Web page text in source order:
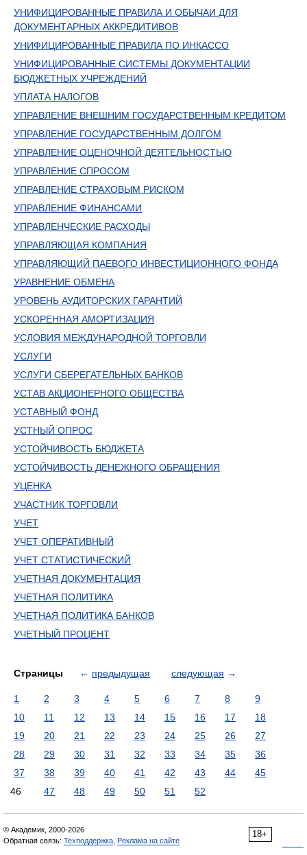
УНИФИЦИРОВАННЫЕ ПРАВИЛА И ОБЫЧАИ ДЛЯ
ДОКУМЕНТАРНЫХ АККРЕДИТИВОВ
УНИФИЦИРОВАННЫЕ ПРАВИЛА ПО ИНКАССО
УНИФИЦИРОВАННЫЕ СИСТЕМЫ ДОКУМЕНТАЦИИ
БЮДЖЕТНЫХ УЧРЕЖДЕНИЙ
УПЛАТА НАЛОГОВ
УПРАВЛЕНИЕ ВНЕШНИМ ГОСУДАРСТВЕННЫМ КРЕДИТОМ
УПРАВЛЕНИЕ ГОСУДАРСТВЕННЫМ ДОЛГОМ
УПРАВЛЕНИЕ ОЦЕНОЧНОЙ ДЕЯТЕЛЬНОСТЬЮ
УПРАВЛЕНИЕ СПРОСОМ
УПРАВЛЕНИЕ СТРАХОВЫМ РИСКОМ
УПРАВЛЕНИЕ ФИНАНСАМИ
УПРАВЛЕНЧЕСКИЕ РАСХОДЫ
УПРАВЛЯЮЩАЯ КОМПАНИЯ
УПРАВЛЯЮЩИЙ ПАЕВОГО ИНВЕСТИЦИОННОГО ФОНДА
УРАВНЕНИЕ ОБМЕНА
УРОВЕНЬ АУДИТОРСКИХ ГАРАНТИЙ
УСКОРЕННАЯ АМОРТИЗАЦИЯ
УСЛОВИЯ МЕЖДУНАРОДНОЙ ТОРГОВЛИ
УСЛУГИ
УСЛУГИ СБЕРЕГАТЕЛЬНЫХ БАНКОВ
УСТАВ АКЦИОНЕРНОГО ОБЩЕСТВА
УСТАВНЫЙ ФОНД
УСТНЫЙ ОПРОС
УСТОЙЧИВОСТЬ БЮДЖЕТА
УСТОЙЧИВОСТЬ ДЕНЕЖНОГО ОБРАЩЕНИЯ
УЦЕНКА
УЧАСТНИК ТОРГОВЛИ
УЧЕТ
УЧЕТ ОПЕРАТИВНЫЙ
УЧЕТ СТАТИСТИЧЕСКИЙ
УЧЕТНАЯ ДОКУМЕНТАЦИЯ
УЧЕТНАЯ ПОЛИТИКА
УЧЕТНАЯ ПОЛИТИКА БАНКОВ
УЧЕТНЫЙ ПРОЦЕНТ
Страницы ← предыдущая следующая →
1 2 3 4 5 6 7 8
9
10
11 12 13 14 15 16 17
18
19
20 21 22 23 24 25 26
27
28
29 30 31 32 33 34 35
36
37
38 39 40 41 42 43 44
45
46
47 48 49 50 51 52
18+
© Академик, 2000-2026
Обратная связь: Техподдержка Реклама на сайте